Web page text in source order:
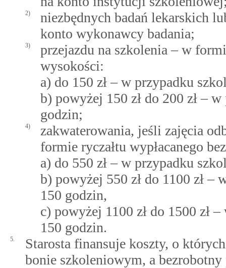
2)
niezbędnych badań lekarskich
konto wykonawcy badania;
3)
przejazdu na szkolenia – w
wysokości:
a) do 150 zł – w przypadku
b) powyżej 150 zł do 200 zł –
godzin;
4)
zakwaterowania, jeśli zajęcia
formie ryczałtu wypłacanego
a) do 550 zł – w przypadku
b) powyżej 550 zł do 1100 zł –
150 godzin,
c) powyżej 1100 zł do 1500 zł
150 godzin.
5.
Starosta finansuje koszty, o
bonie szkoleniowym, a